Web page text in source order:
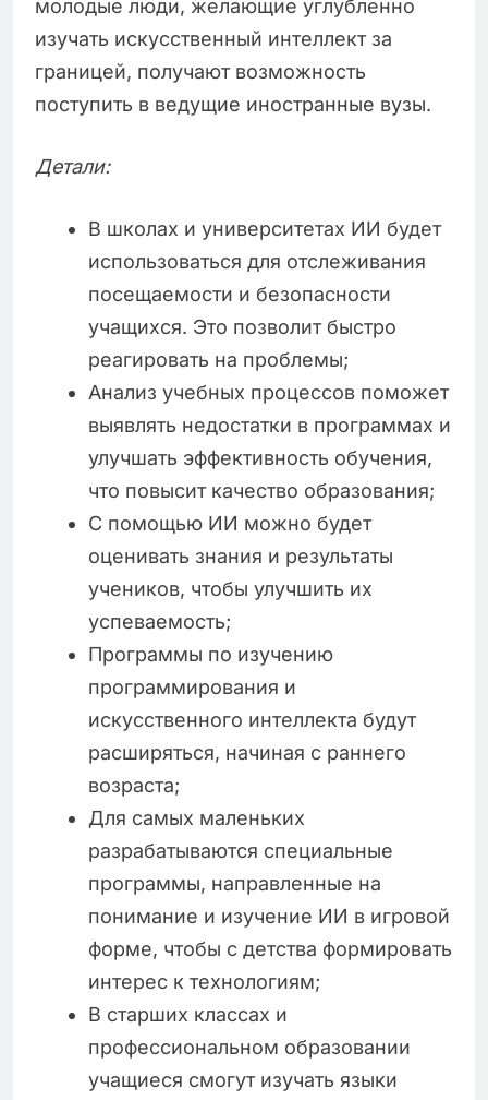
молодые люди, желающие углубленно
изучать искусственный интеллект за
границей, получают возможность
поступить в ведущие иностранные вузы.
Детали:
В школах и университетах ИИ будет
использоваться для отслеживания
посещаемости и безопасности
учащихся. Это позволит быстро
реагировать на проблемы;
Анализ учебных процессов поможет
выявлять недостатки в программах и
улучшать эффективность обучения,
что повысит качество образования;
С помощью ИИ можно будет
оценивать знания и результаты
учеников, чтобы улучшить их
успеваемость;
Программы по изучению
программирования и
искусственного интеллекта будут
расширяться, начиная с раннего
возраста;
Для самых маленьких
разрабатываются специальные
программы, направленные на
понимание и изучение ИИ в игровой
форме, чтобы с детства формировать
интерес к технологиям;
В старших классах и
профессиональном образовании
учащиеся смогут изучать языки